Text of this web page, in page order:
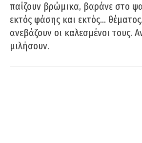
παίζουν βρώμικα, βαράνε στο
εκτός φάσης και εκτός…
ανεβάζουν οι καλεσμένοι τους.
μιλήσουν.